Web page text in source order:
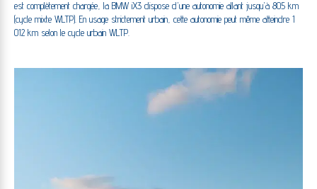
est complètement chargée, la BMW iX3 dispose d'une autonomie allant jusqu'à 805 km
(cycle mixte WLTP). En usage strictement urbain, cette autonomie peut même atteindre 1
012 km selon le cycle urbain WLTP.